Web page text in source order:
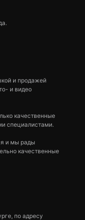
и продажей
и видео
качественные
специалистами.
и мы рады
качественные
по адресу